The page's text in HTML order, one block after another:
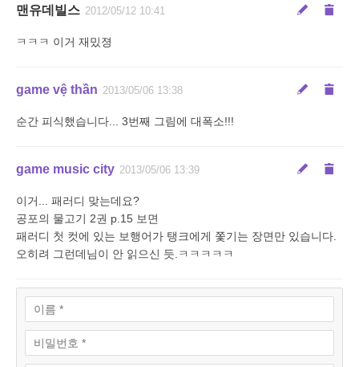
맨유데빌스 2012/05/12 10:41
ㅋㅋㅋ 이거 재밌졍
game vệ thần 2013/05/06 13:38
순간 피식했습니다... 3번째 그림에 대폭소!!!
game music city 2013/05/06 13:39
이거... 패러디 맞는데요?
공포의 물고기 2권 p.15 보면
패러디 첫 컷에 있는 보행어가 탱크에게 쫓기는 장면만 있습니다.
오히려 그런데님이 안 읽으신 듯.ㅋㅋㅋㅋㅋ